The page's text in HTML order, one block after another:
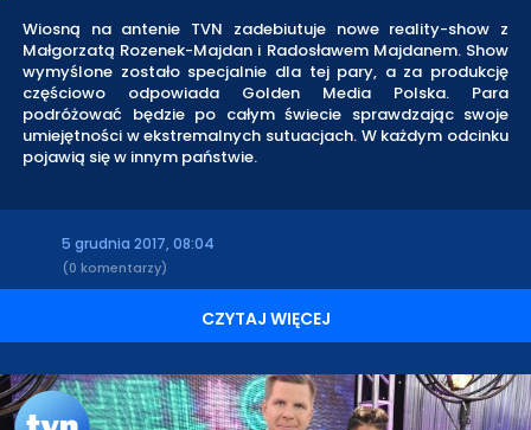
Wiosną na antenie TVN zadebiutuje nowe reality-show z
Małgorzatą Rozenek-Majdan i Radosławem Majdanem. Show
wymyślone zostało specjalnie dla tej pary, a za produkcję
częściowo odpowiada Golden Media Polska. Para
podróżować będzie po całym świecie sprawdzając swoje
umiejętności w ekstremalnych sutuacjach. W każdym odcinku
pojawią się w innym państwie.
5 grudnia 2017, 08:04
(0 komentarzy)
CZYTAJ WIĘCEJ